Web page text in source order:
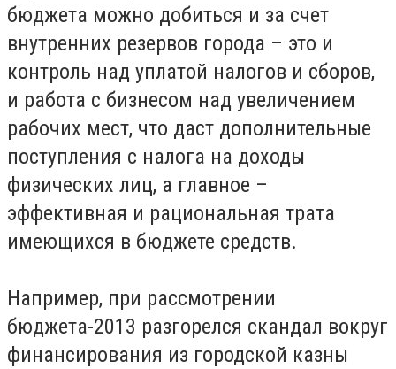
бюджета можно добиться и за счет
внутренних резервов города – это и
контроль над уплатой налогов и сборов,
и работа с бизнесом над увеличением
рабочих мест, что даст дополнительные
поступления с налога на доходы
физических лиц, а главное –
эффективная и рациональная трата
имеющихся в бюджете средств.
Например, при рассмотрении
бюджета-2013 разгорелся скандал вокруг
финансирования из городской казны